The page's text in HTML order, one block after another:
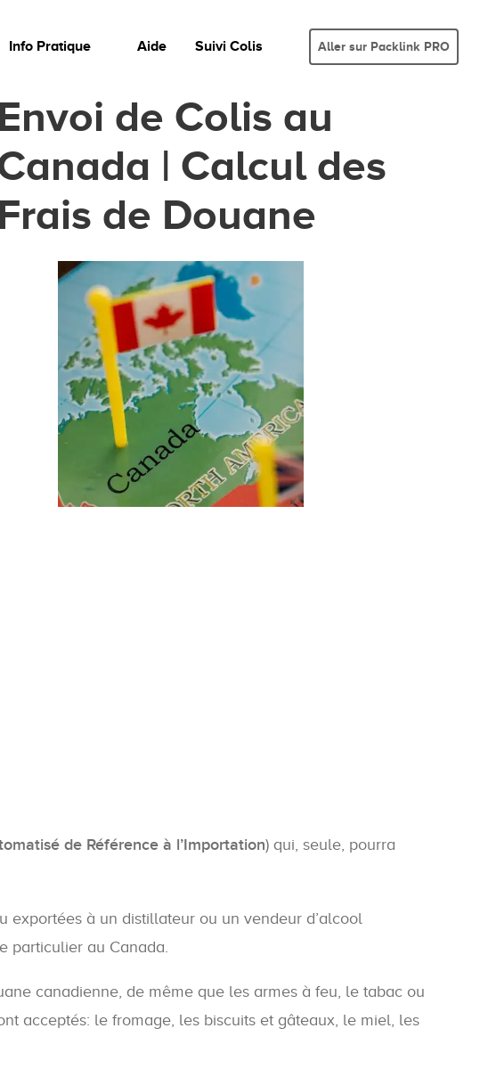
Info Pratique Aide Suivi Colis Aller sur Packlink PRO
Envoi de Colis au
| Calcul des
Frais de Douane
de Référence à l’Importation) qui, seule, pourra
exportées à un distillateur ou un vendeur d’alcool
particulier au Canada.
canadienne, de même que les armes à feu, le tabac ou
acceptés: le fromage, les biscuits et gâteaux, le miel, les